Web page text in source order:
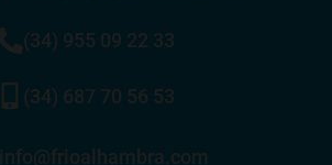
(34) 955 09 22 33
(34) 687 70 56 53
info@frioalhambra.com